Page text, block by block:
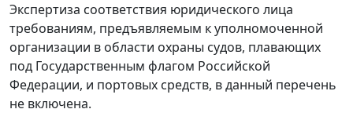
Экспертиза соответствия юридического лица
требованиям, предъявляемым к уполномоченной
организации в области охраны судов, плавающих
под Государственным флагом Российской
Федерации, и портовых средств, в данный перечень
не включена.